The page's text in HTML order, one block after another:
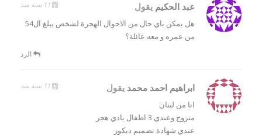
عبد الحكيم يقول
هل يمكن باي حال من الاحوال الهجرة لشخص يبلغ ال54
من عمره و معه عائلة؟
الرد
ابراهيم احمد محمد يقول
انا من لبنان
متزوج وعندي 3 اطفال بادي هجر
عندي شهادة تصميم ديكور